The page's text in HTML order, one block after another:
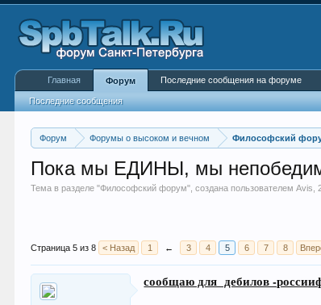
Форум Форумы о высоком и вечном Философский
Пока мы ЕДИНЫ, мы
Тема в разделе "Философский форум", создана пользователемAvis ,
Страница 5 из 8 < Назад 1 ← 3 4 5 6 7 8
сообщаю для дебилов -
Главная Форум
Последние сообщения
Последние сообщения на форуме